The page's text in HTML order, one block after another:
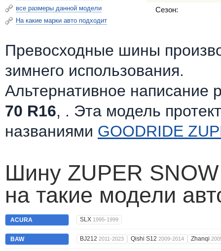
все размеры данной модели
На какие марки авто подходит
Сезон:
Превосходные шины
зимнего использования.
Альтернативное написание
70 R16, . Эта модель
названиями GOODRIDE
Шину ZUPER
на такие модели
ACURA SLX 1995-1999
BAW BJ212 2011-2023 Qishi S12 2009-2014 Zhanqi